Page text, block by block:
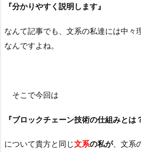
『分かりやすく説明します』
なんて記事でも、文系の私達には中々
なんですよね。
そこで今回は
『ブロックチェーン技術の仕組みとは
について貴方と同じ文系の私が、文系